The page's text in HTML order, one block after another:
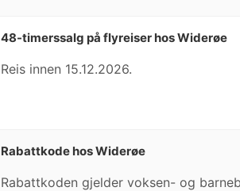
48-timerssalg på flyreiser hos Widerøe
Reis innen 15.12.2026.
Rabattkode hos Widerøe
Rabattkoden gjelder voksen- og